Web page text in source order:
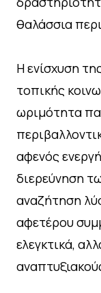
θαλάσσια
Η ενίσχυση
τοπικής
ωριμότητα
αφενός
διερεύνηση
αναζήτηση
αφετέρου
ελεγκτικά,